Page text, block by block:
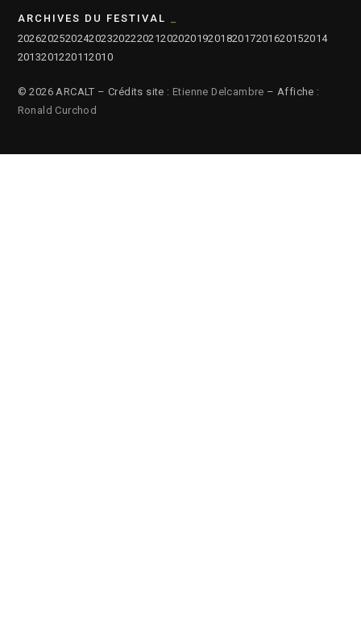
ARCHIVES DU FESTIVAL
2026202520242023202220212020201920182017201620152014
2013201220112010
© 2026 ARCALT – Crédits site : Etienne Delcambre – Affiche :
Ronald Curchod